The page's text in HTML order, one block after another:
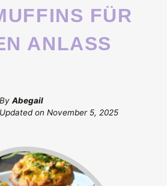
FÜR
ANLASS
By Abegail
Updated on November 5, 2025